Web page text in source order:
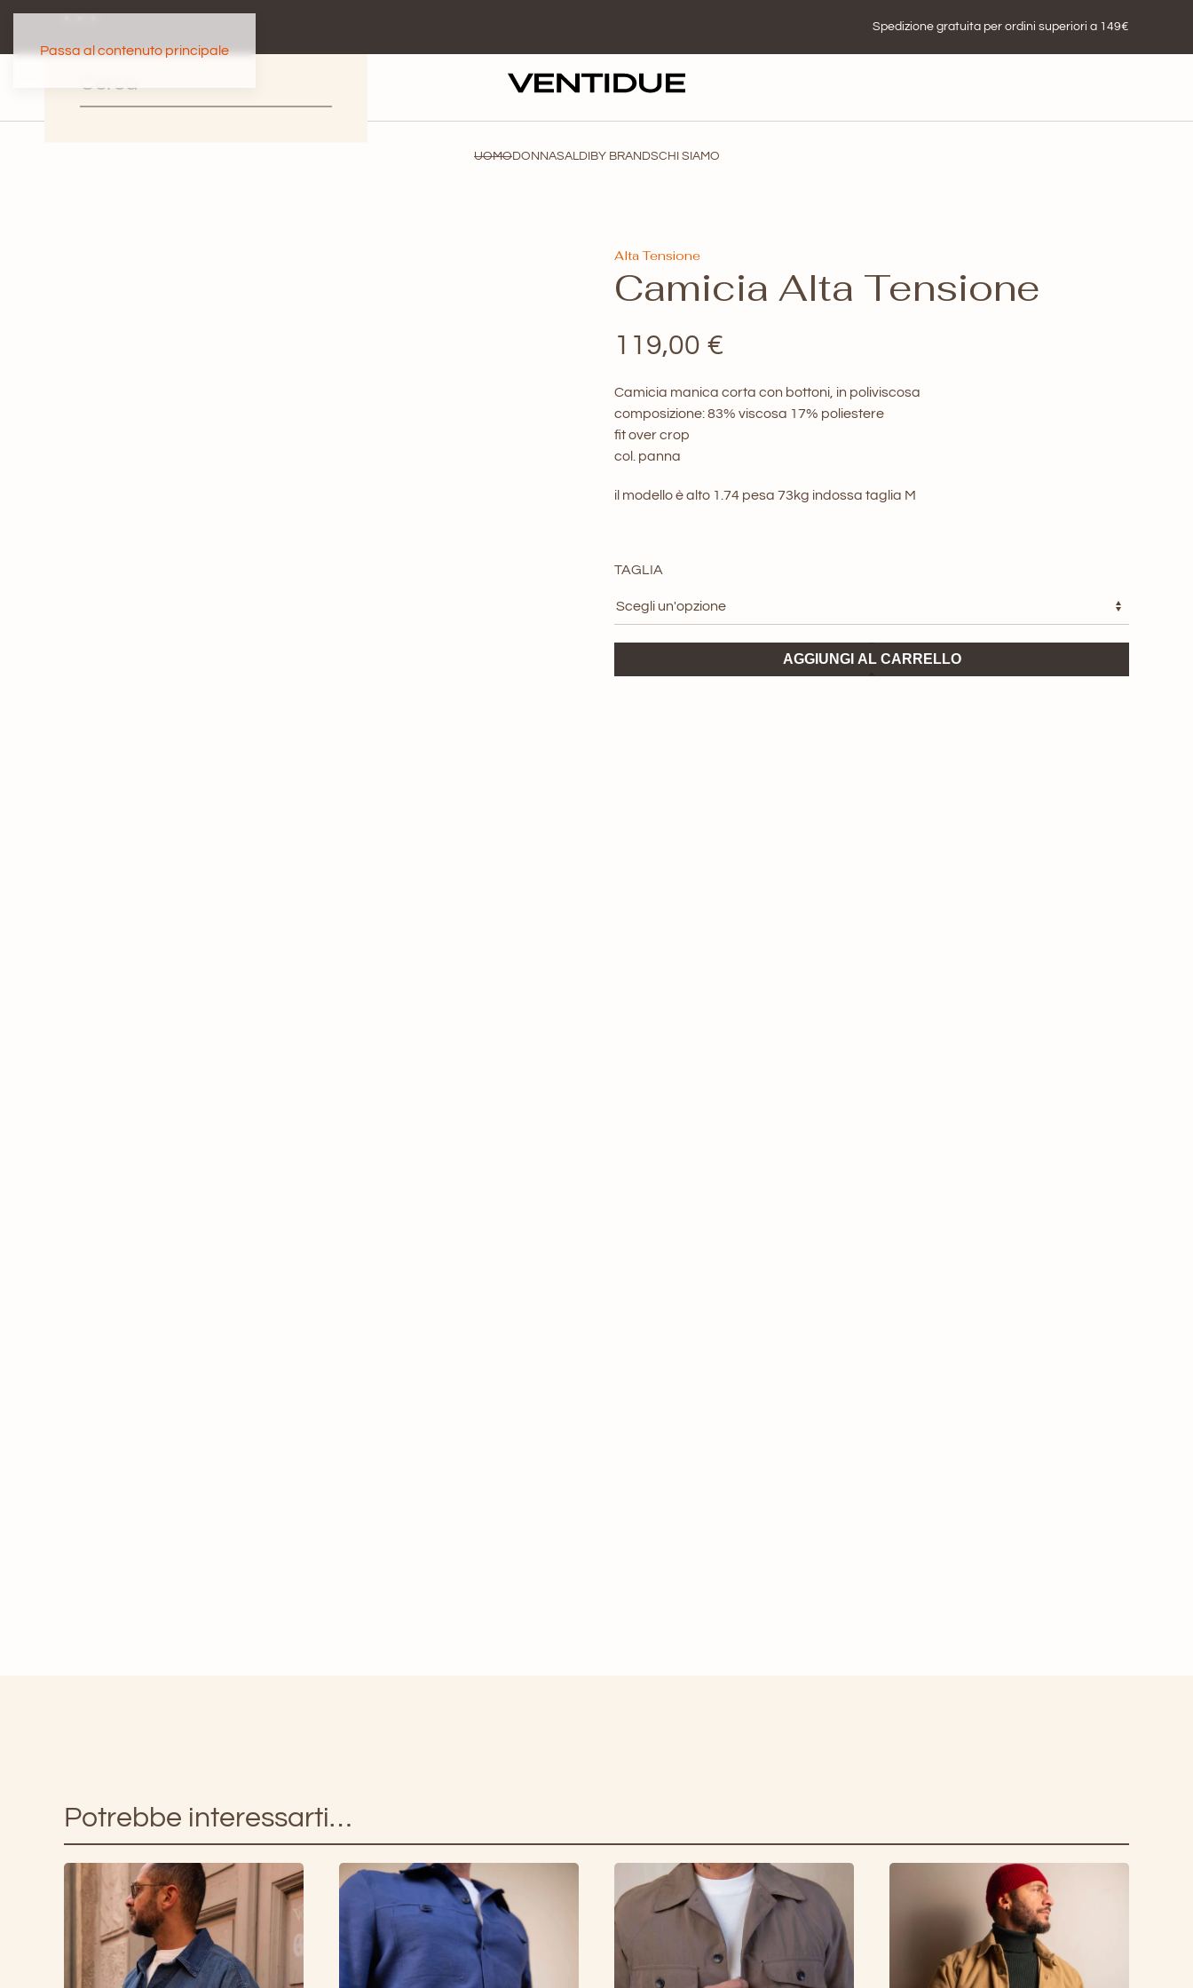
Passa al contenuto principale
Spedizione gratuita per ordini superiori a 149€
UOMODONNASALDI BY BRANDSCHI SIAMO
Alta Tensione
Camicia Alta Tensione
119,00 €
Camicia manica corta con bottoni, in poliviscosa
composizione: 83% viscosa 17% poliestere
fit over crop
col. panna
il modello è alto 1.74 pesa 73kg indossa taglia M
TAGLIA
Alta
AGGIUNGI AL CARRELLO
Potrebbe interessarti…